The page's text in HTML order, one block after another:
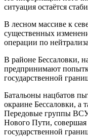
ситуация остаётся
В лесном массиве к
существенных
операции по
В районе Бессаловки,
предпринимают
государственной
Батальоны нацбатов
окраине Бессаловки, а
Передовые группы ВСУ
Нового Пути,
государственной